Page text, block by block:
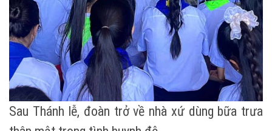
Sau Thánh lễ, đoàn trở về nhà xứ dùng bữa trưa